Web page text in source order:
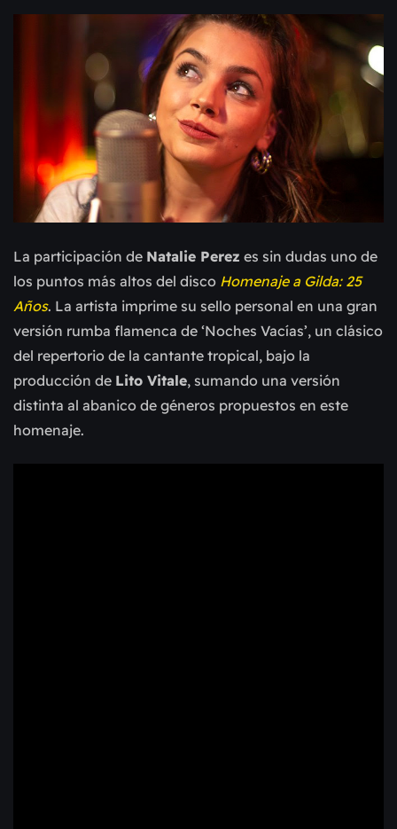
La participación de Natalie Perez es sin dudas uno de
los puntos más altos del disco Homenaje a Gilda: 25
Años. La artista imprime su sello personal en una gran
versión rumba flamenca de ‘Noches Vacías’, un clásico
del repertorio de la cantante tropical, bajo la
producción de Lito Vitale, sumando una versión
distinta al abanico de géneros propuestos en este
homenaje.